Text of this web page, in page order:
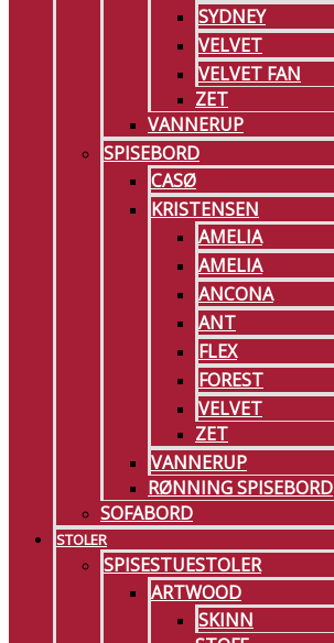
SYDNEY
VELVET
VELVET FAN
ZET
VANNERUP
SPISEBORD
CASØ
KRISTENSEN
AMELIA
AMELIA
ANCONA
ANT
FLEX
FOREST
VELVET
ZET
VANNERUP
RØNNING SPISEBORD
SOFABORD
STOLER
SPISESTUESTOLER
ARTWOOD
SKINN